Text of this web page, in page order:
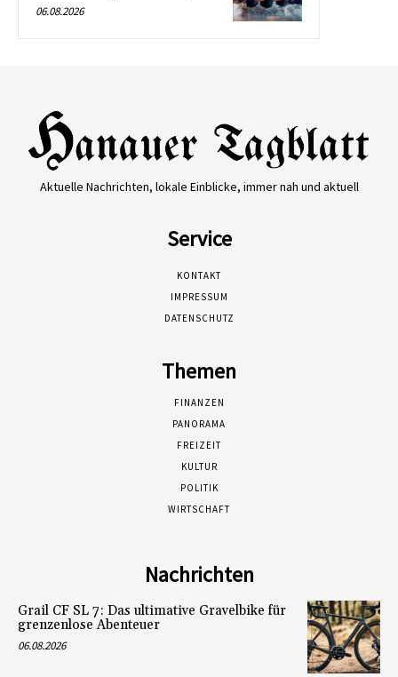
06.08.2026
Aktuelle Nachrichten, lokale Einblicke, immer nah und aktuell
Service
KONTAKT
IMPRESSUM
DATENSCHUTZ
Themen
FINANZEN
PANORAMA
FREIZEIT
KULTUR
POLITIK
WIRTSCHAFT
Nachrichten
Grail CF SL 7: Das ultimative Gravelbike für
grenzenlose Abenteuer
06.08.2026